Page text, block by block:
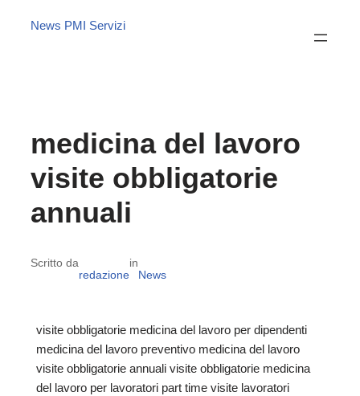
News PMI Servizi
medicina del lavoro
visite obbligatorie
annuali
Scritto da
redazione
in
News
visite obbligatorie medicina del lavoro per dipendenti
medicina del lavoro preventivo medicina del lavoro
visite obbligatorie annuali visite obbligatorie medicina
del lavoro per lavoratori part time visite lavoratori